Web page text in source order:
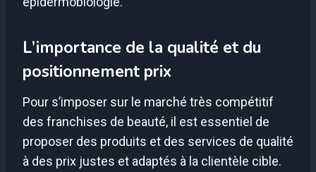
L’importance de la qualité et du
positionnement prix
Pour s’imposer sur le marché très compétitif
des franchises de beauté, il est essentiel de
proposer des produits et des services de qualité
à des prix justes et adaptés à la clientèle cible.